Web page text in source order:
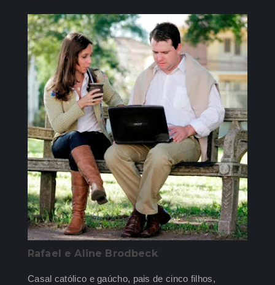
Rafael e Aline Brodbeck
Casal católico e gaúcho, pais de cinco filhos,